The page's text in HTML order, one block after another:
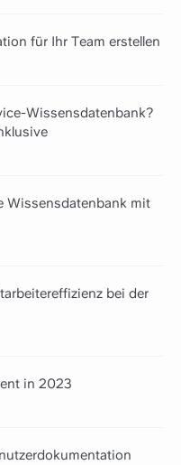
für Ihr Team erstellen
Wissensdatenbank?
Wissensdatenbank mit
bei der
in 2023